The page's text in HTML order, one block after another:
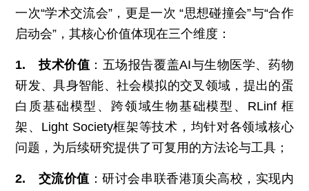
一次“学术交流会”，更是一次 “思想碰撞会”与“合作
启动会”，其核心价值体现在三个维度：
1. 技术价值 ：五场报告覆盖AI与生物医学、药物
研发、具身智能、社会模拟的交叉领域，提出的蛋
白质基础模型、跨领域生物基础模型、RLinf 框
架、Light Society框架等技术，均针对各领域核心
问题，为后续研究提供了可复用的方法论与工具；
2. 交流价值 ：研讨会串联香港顶尖高校，实现内